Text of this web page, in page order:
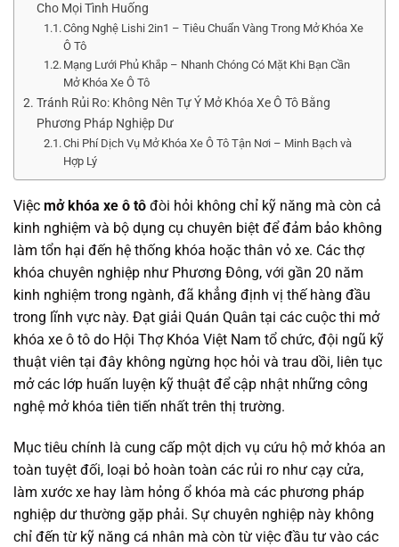
Cho Mọi Tình Huống
Công Nghệ Lishi 2in1 – Tiêu Chuẩn Vàng Trong Mở Khóa Xe
Ô Tô
Mạng Lưới Phủ Khắp – Nhanh Chóng Có Mặt Khi Bạn Cần
Mở Khóa Xe Ô Tô
Tránh Rủi Ro: Không Nên Tự Ý Mở Khóa Xe Ô Tô Bằng
Phương Pháp Nghiệp Dư
Chi Phí Dịch Vụ Mở Khóa Xe Ô Tô Tận Nơi – Minh Bạch và
Hợp Lý
Việc mở khóa xe ô tô đòi hỏi không chỉ kỹ năng mà còn cả
kinh nghiệm và bộ dụng cụ chuyên biệt để đảm bảo không
làm tổn hại đến hệ thống khóa hoặc thân vỏ xe. Các thợ
khóa chuyên nghiệp như Phương Đông, với gần 20 năm
kinh nghiệm trong ngành, đã khẳng định vị thế hàng đầu
trong lĩnh vực này. Đạt giải Quán Quân tại các cuộc thi mở
khóa xe ô tô do Hội Thợ Khóa Việt Nam tổ chức, đội ngũ kỹ
thuật viên tại đây không ngừng học hỏi và trau dồi, liên tục
mở các lớp huấn luyện kỹ thuật để cập nhật những công
nghệ mở khóa tiên tiến nhất trên thị trường.
Mục tiêu chính là cung cấp một dịch vụ cứu hộ mở khóa an
toàn tuyệt đối, loại bỏ hoàn toàn các rủi ro như cạy cửa,
làm xước xe hay làm hỏng ổ khóa mà các phương pháp
nghiệp dư thường gặp phải. Sự chuyên nghiệp này không
chỉ đến từ kỹ năng cá nhân mà còn từ việc đầu tư vào các